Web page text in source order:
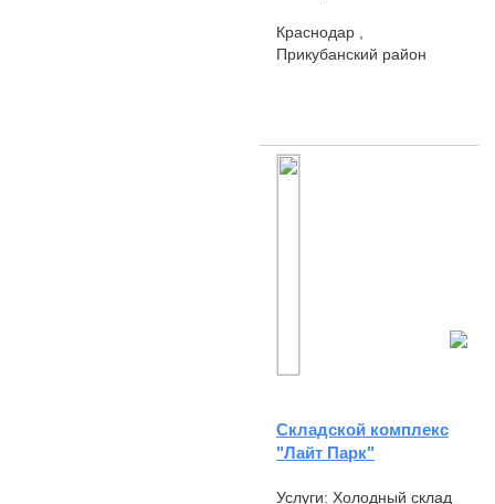
Краснодар ,
Прикубанский район
Складской комплекс
"Лайт Парк"
Услуги: Холодный склад